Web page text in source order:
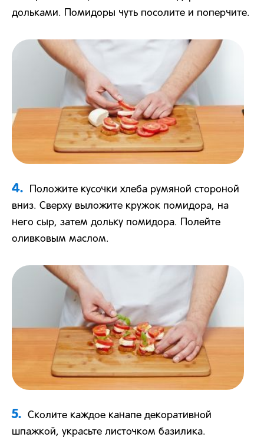
дольками. Помидоры чуть посолите и поперчите.
4.
Положите кусочки хлеба румяной стороной
вниз. Сверху выложите кружок помидора, на
него сыр, затем дольку помидора. Полейте
оливковым маслом.
5.
Сколите каждое канапе декоративной
шпажкой, украсьте листочком базилика.